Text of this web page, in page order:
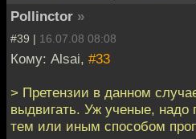
Pollinctor »
#39 | 16.07.08 08:08
Кому: Alsai, #33
> Претензии в данном
выдвигать. Уж ученые, надо
тем или иным способом